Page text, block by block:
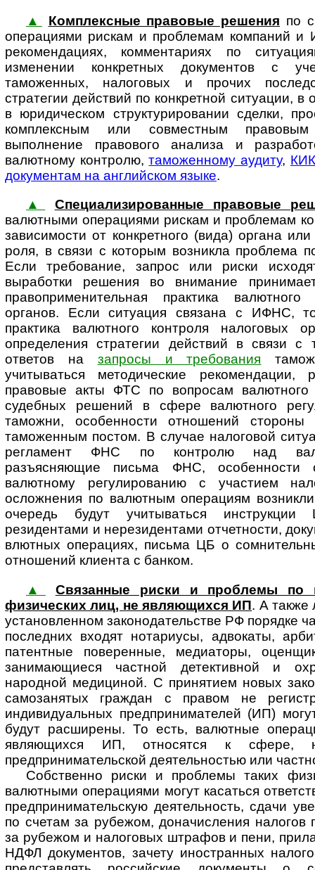
▲
Комплексные правовые решения по
операциями рискам и проблемам ком­па­ний и
рекомендациях, комментариях по
изменении конкретных документов с
таможенных, налоговых и прочих
стратегии действий по конкретной ситуации, в
в юридическом структурировании сделки,
комплексным или совместным
выполнение правового анализа и
валютному конт­ролю,таможенному аудиту, КИК
документам на английском языке.
▲
Специализированные правовые
валютными операциями рискам и про­б­ле­мам
зависимости от конкретного (вида) органа
роля, в связи с которым возникла проблема
Если требование, запрос или риски
выработки решения во внимание
правоприменительная практика
органов. Если ситуация связана с ИФНС,
практика валютного конт­роля налоговых
определения стратегии действий в связи с
ответов на запросы и требования
учитываться ме­то­ди­чес­кие рекомендации,
правовые акты ФТС по вопросам валютного
судебных решений в сфере валютного
таможни, особенности отношений стороны
таможенным постом. В случае налоговой
регламент ФНС по конт­ролю над
разъясняющие письма ФНС, особенности
валютному ре­гу­ли­ро­ва­нию с участием
осложнения по валютным операциям
очередь будут учитываться
резидентами и нерезидентами отчетности,
влютных операциях, письма ЦБ о
отношений клиента с банком.
▲
Связанные риски и проблемы по
физических лиц, не являющихся ИП. А также
установленном законодательстве РФ порядке
последних входят нотариусы, адвокаты,
патентные поверенные, медиаторы,
занимающиеся частной детективной и
народной медициной. С принятием новых
самозанятых граждан с правом не
индивидуальных предпринимателей (ИП)
будут расширены. То есть, валютные
являющихся ИП, относятся к сфере,
предпринимательской деятельностью или
Собственно риски и проблемы таких
валютными операциями могут касаться
предпринимательскую деятельность, сдачи
по счетам за рубежом, доначисления налогов
за рубежом и налоговых штрафов и пени,
НДФЛ документов, зачету иностранных